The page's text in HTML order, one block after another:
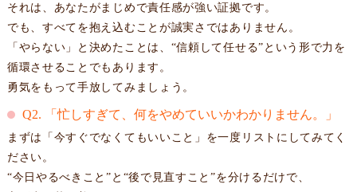
それは、あなたがまじめで責任感が強い証拠です。
でも、すべてを抱え込むことが誠実さではありません。
「やらない」と決めたことは、“信頼して任せる”という形で力を
循環させることでもあります。
勇気をもって手放してみましょう。
Q2. 「忙しすぎて、何をやめていいかわかりません。」
まずは「今すぐでなくてもいいこと」を一度リストにしてみてく
ださい。
“今日やるべきこと”と“後で見直すこと”を分けるだけで、